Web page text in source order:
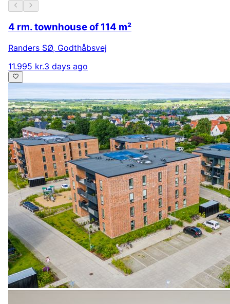
4 rm. townhouse of 114 m²
Randers SØ, Godthåbsvej
11.995 kr.3 days ago